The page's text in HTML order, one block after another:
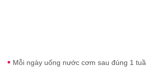
Mỗi ngày uống nước cơm sau đúng 1